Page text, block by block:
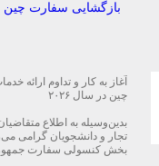
بازگشایی سفارت چین
آغاز به کار و تداوم ارائه
چین در سال ۲۰۲۶
بدین‌وسیله به اطلاع
تجار و دانشجویان گرامی
بخش کنسولی سفارت